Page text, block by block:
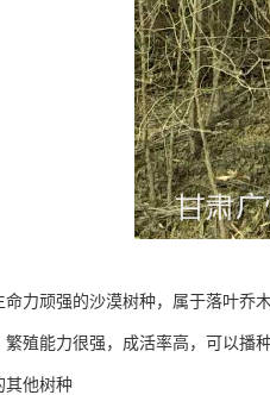
命力顽强的沙漠树种，属于落叶乔
殖能力很强，成活率高，可以播
其他树种